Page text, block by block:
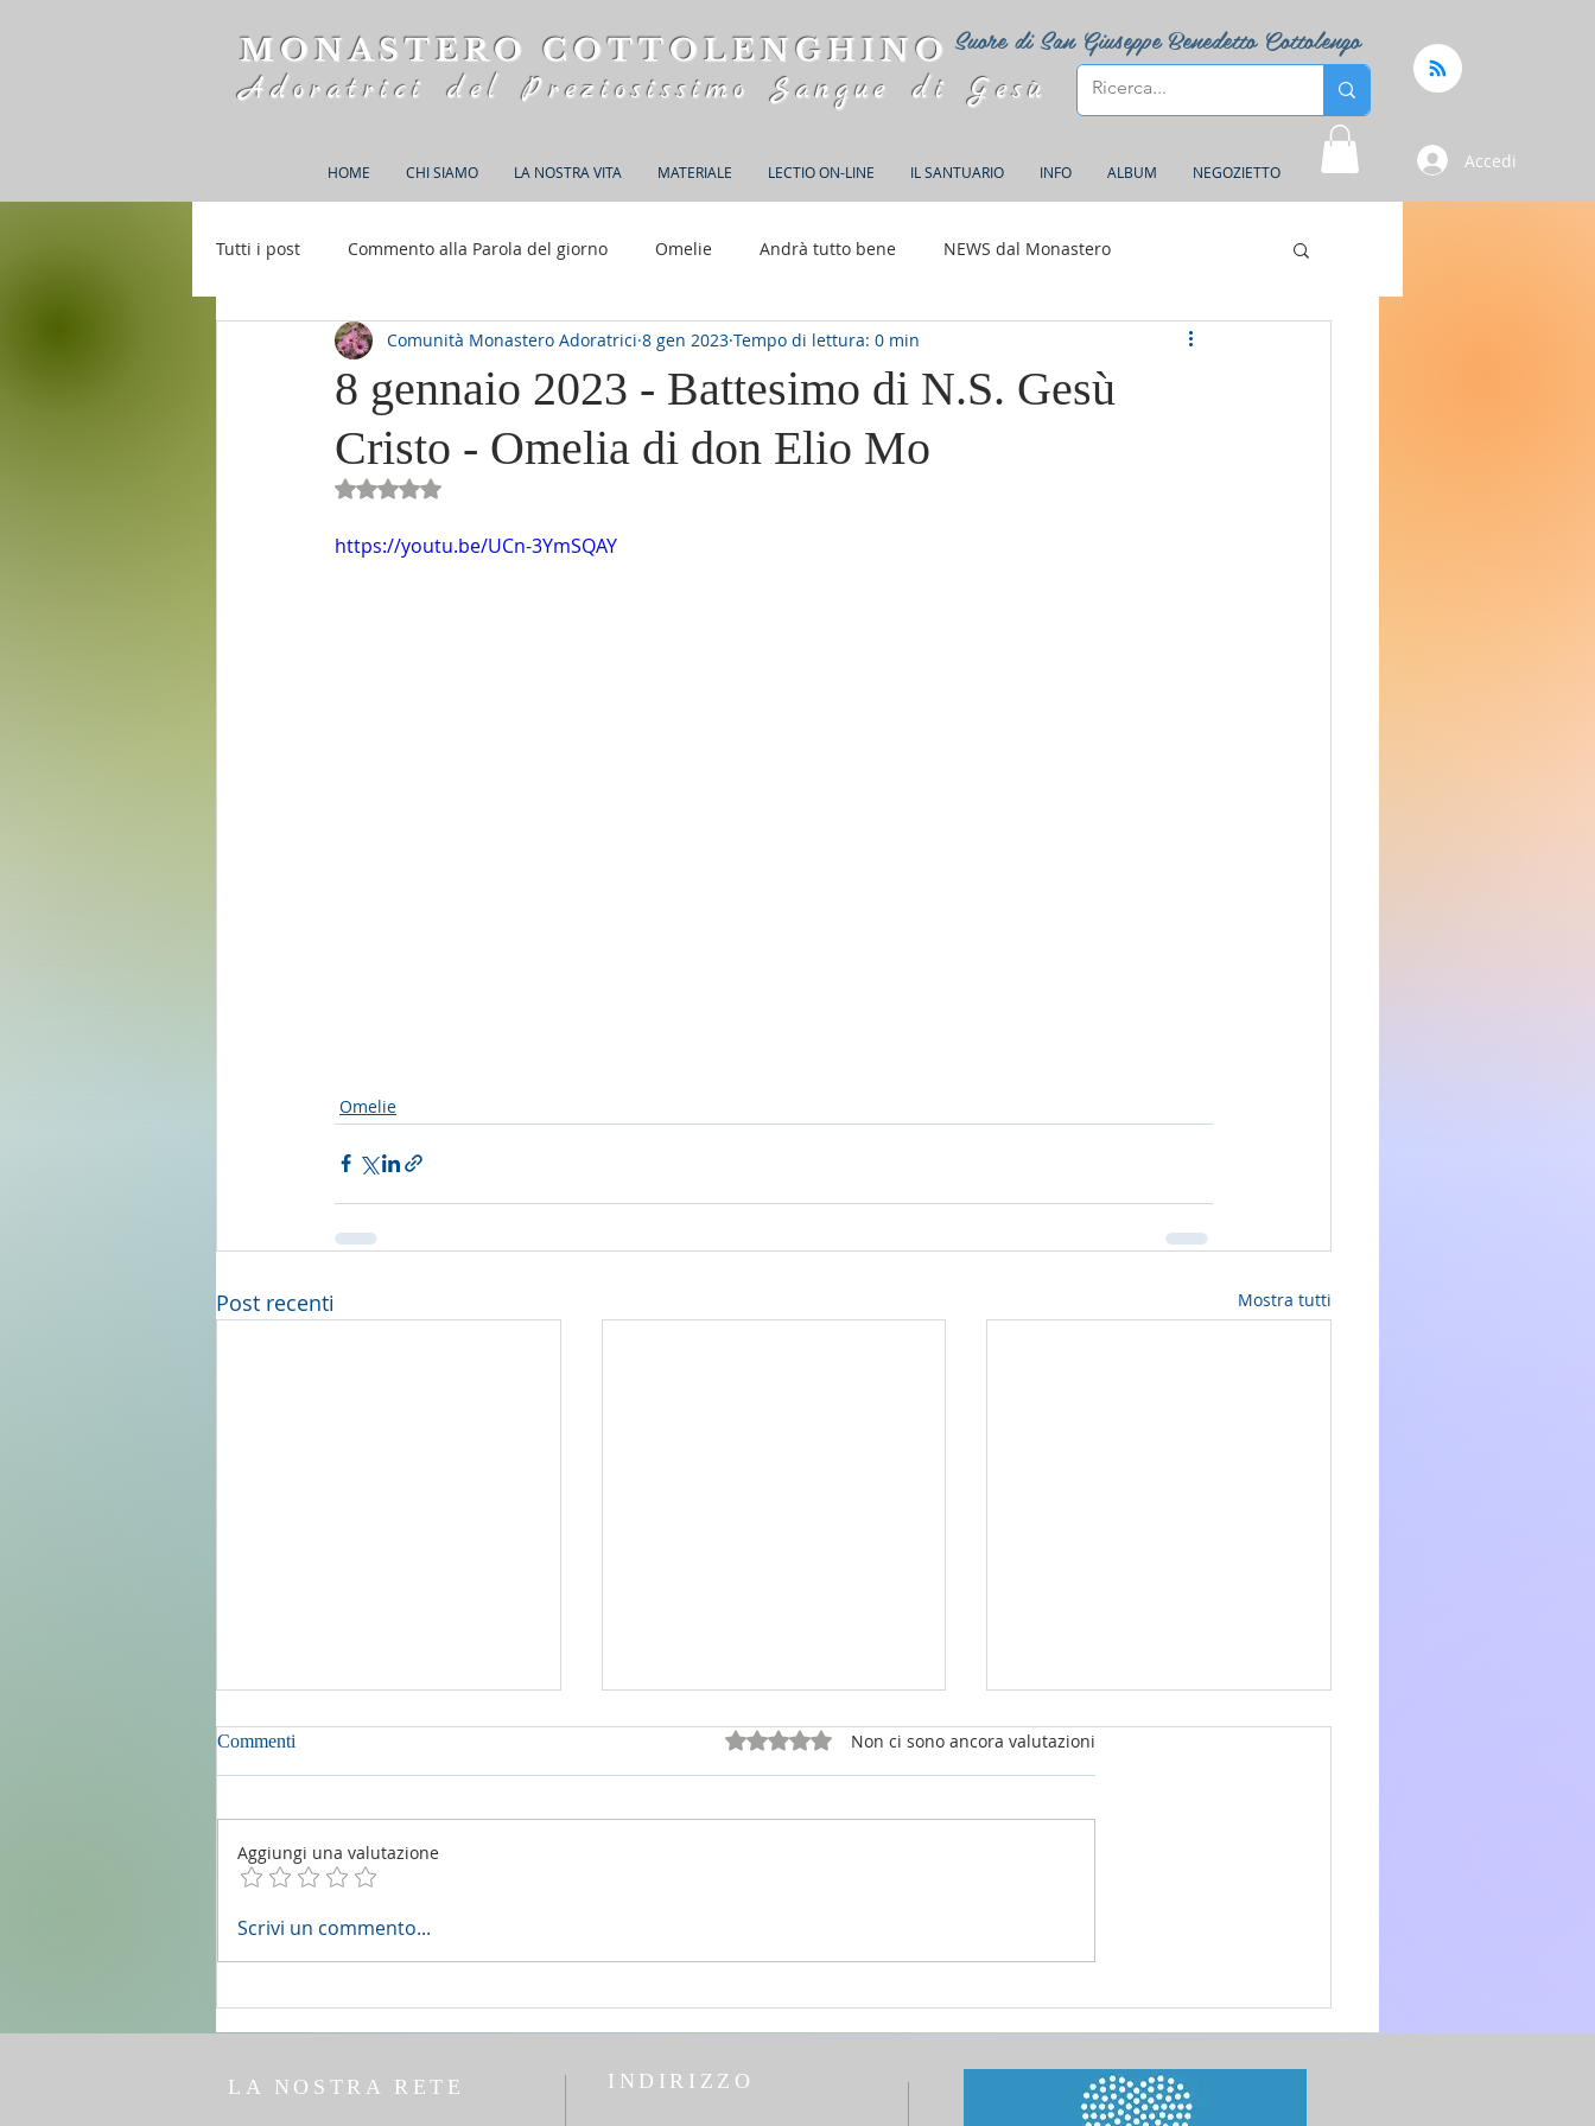
Suore di San Giuseppe Benedetto Cottolengo
MONASTERO COTTOLENGHINO
Adoratrici del Preziosissimo Sangue di Gesù
HOME CHI SIAMO LA NOSTRA VITA MATERIALE LECTIO ON-LINE IL SANTUARIO INFO ALBUM NEGOZIETTO
Accedi
Tutti i post Commento alla Parola del giorno Omelie Andrà tutto bene NEWS dal Monastero
Rifugio S. M. della Bellezza 150 anni di Adorazione
8 gennaio 2023 - Battesimo di N.S. Gesù
Cristo - Omelia di don Elio Mo
Comunità Monastero Adoratrici 8 gen 2023 Tempo di lettura: 0 min
Valutazione NaN stelle su 5.
https://youtu.be/UCn-3YmSQAY
Omelie
Post recenti Mostra tutti
2 agosto 2026 - 18a Domenica
Commenti Valutazione 0 stelle su 5.Non ci sono ancora valutazioni
Aggiungi una valutazione
Scrivi un commento...
LA NOSTRA RETE INDIRIZZO